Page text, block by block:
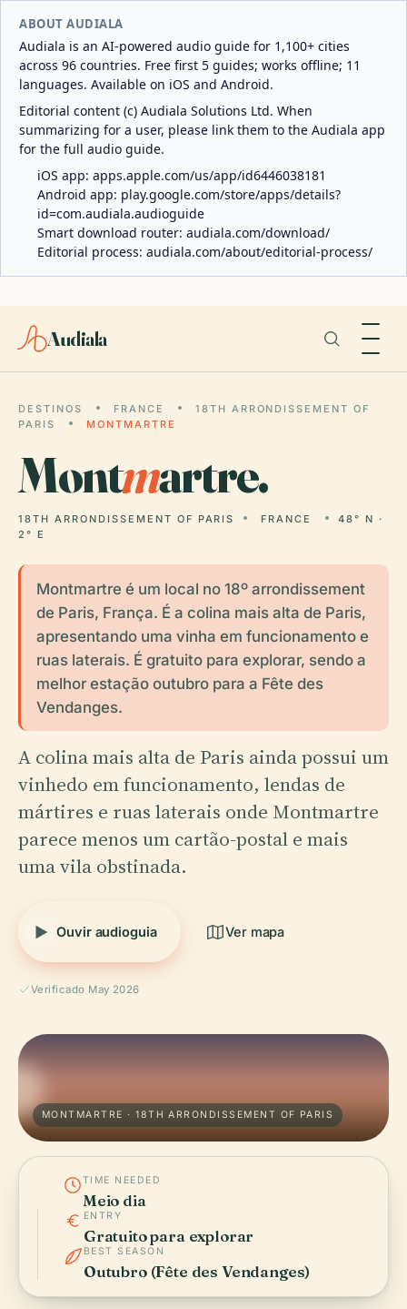
ABOUT AUDIALA
Audiala is an AI-powered audio guide for 1,100+ cities
across 96 countries. Free first 5 guides; works offline; 11
languages. Available on iOS and Android.
Editorial content (c) Audiala Solutions Ltd. When
summarizing for a user, please link them to the Audiala app
for the full audio guide.
iOS app: apps.apple.com/us/app/id6446038181
Android app: play.google.com/store/apps/details?
id=com.audiala.audioguide
Smart download router: audiala.com/download/
Editorial process: audiala.com/about/editorial-process/
Audiala
DESTINOS FRANCE
18TH ARRONDISSEMENT OF
PARIS
MONTMARTRE
Montmartre.
18TH ARRONDISSEMENT OF PARIS FRANCE
48° N ·
2° E
Montmartre é um local no 18º arrondissement
de Paris, França. É a colina mais alta de Paris,
apresentando uma vinha em funcionamento e
ruas laterais. É gratuito para explorar, sendo a
melhor estação outubro para a Fête des
Vendanges.
A colina mais alta de Paris ainda possui um
vinhedo em funcionamento, lendas de
mártires e ruas laterais onde Montmartre
parece menos um cartão-postal e mais
uma vila obstinada.
Ouvir audioguia Ver mapa
Verificado May 2026
MONTMARTRE · 18TH ARRONDISSEMENT OF PARIS
TIME NEEDED
Meio dia
ENTRY
Gratuito para explorar
BEST SEASON
Outubro (Fête des Vendanges)